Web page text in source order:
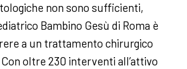
non sono sufficienti,
Bambino Gesù di Roma è
a un trattamento chirurgico
oltre 230 interventi all’attivo